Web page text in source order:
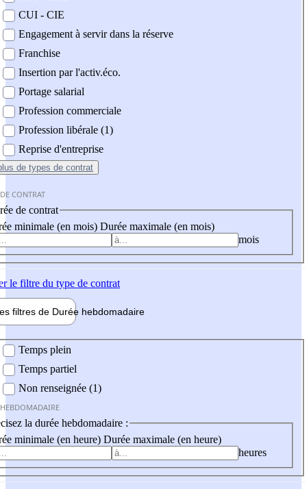
CUI - CIE
Engagement à servir dans la réserve
Franchise
Insertion par l'activ.éco.
Portage salarial
Profession commerciale
Profession libérale (1)
Reprise d'entreprise
de types de contrat
CONTRAT
de contrat
minimale (en mois) Durée maximale (en mois)
mois
le filtre du type de contrat
filtres de Durée hebdomadaire
Temps plein
Temps partiel
Non renseignée (1)
la durée hebdomadaire :
minimale (en heure) Durée maximale (en heure)
heures